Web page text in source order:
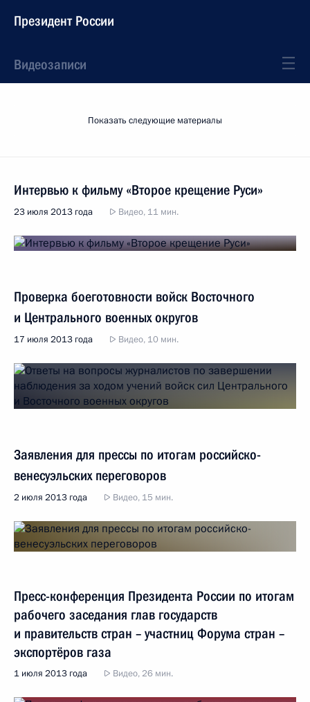
Президент России
Видеозаписи
Показать следующие материалы
Интервью к фильму «Второе крещение Руси»
23 июля 2013 года Видео, 11 мин.
Проверка боеготовности войск Восточного
и Центрального военных округов
17 июля 2013 года Видео, 10 мин.
Заявления для прессы по итогам российско-
венесуэльских переговоров
2 июля 2013 года Видео, 15 мин.
Пресс-конференция Президента России по итогам
рабочего заседания глав государств
и правительств стран – участниц Форума стран –
экспортёров газа
1 июля 2013 года Видео, 26 мин.